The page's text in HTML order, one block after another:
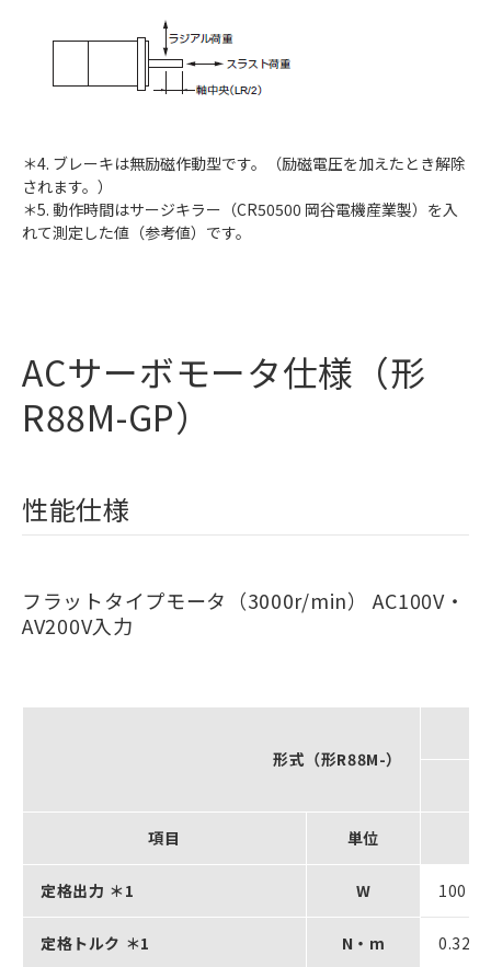
＊4. ブレーキは無励磁作動型です。（励磁電圧を加えたとき解除
されます。）
＊5. 動作時間はサージキラー（CR50500 岡谷電機産業製）を入
れて測定した値（参考値）です。
ACサーボモータ仕様（形
R88M-GP）
性能仕様
フラットタイプモータ（3000r/min） AC100V・
AV200V入力
形式（形R88M-）
項目 単位
定格出力 ＊1 W 100
定格トルク ＊1 N・m 0.32